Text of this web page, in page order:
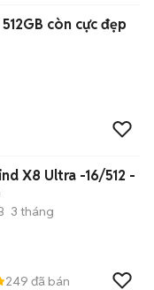
còn cực đẹp
X8 Ultra -16/512 -
3 tháng
249 đã bán